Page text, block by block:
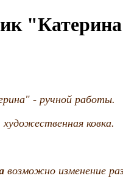
- ручной работы.
ковка.
возможно изменение